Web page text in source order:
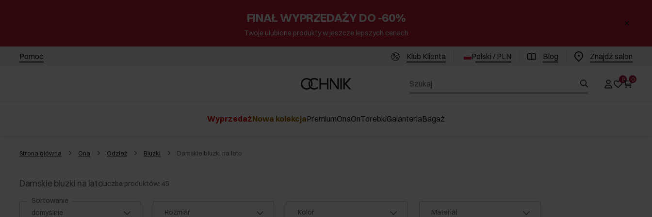
FINAŁ WYPRZEDAŻY DO -60%
Twoje ulubione produkty w jeszcze lepszych cenach
Pomoc Klub Klienta Polski / PLN Blog Znajdż salon
0 0
WyprzedażNowa kolekcjaPremiumOnaOnTorebkiGalanteriaBagaż
Strona główna Ona Odzież Bluzki Damskie bluzki na lato
Damskie bluzki na latoLiczba produktów: 45
Sortowanie
Rozmiar
Kolor Materiał